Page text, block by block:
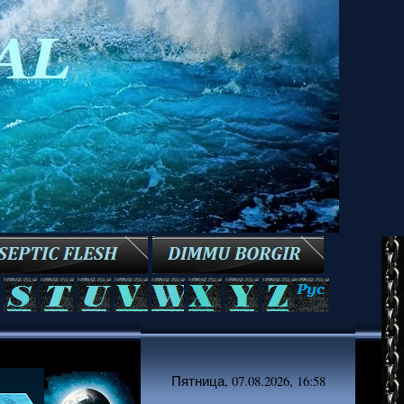
Пятница, 07.08.2026, 16:58